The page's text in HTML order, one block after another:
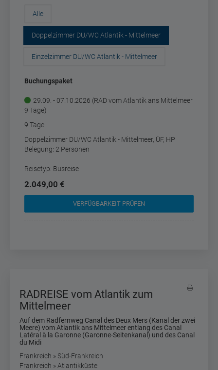
Alle
Doppelzimmer DU/WC Atlantik - Mittelmeer
Einzelzimmer DU/WC Atlantik - Mittelmeer
Buchungspaket
29.09. - 07.10.2026 (RAD vom Atlantik ans Mittelmeer
9 Tage)
9 Tage
Doppelzimmer DU/WC Atlantik - Mittelmeer, ÜF, HP
Belegung: 2 Personen
Reisetyp: Busreise
2.049,00 €
VERFÜGBARKEIT PRÜFEN
RADREISE vom Atlantik zum
Mittelmeer
Auf dem Radfernweg Canal des Deux Mers (Kanal der zwei
Meere) vom Atlantik ans Mittelmeer entlang des Canal
Latéral à la Garonne (Garonne-Seitenkanal) und des Canal
du Midi
Frankreich » Süd-Frankreich
Frankreich » Atlantikküste